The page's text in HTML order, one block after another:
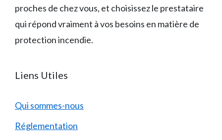
proches de chez vous, et choisissez le prestataire
qui répond vraiment à vos besoins en matière de
protection incendie.
Liens Utiles
Qui sommes-nous
Réglementation